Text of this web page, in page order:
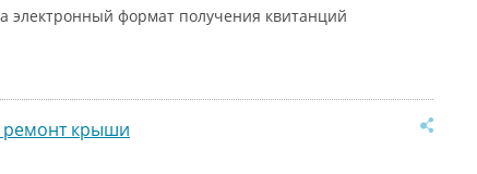
электронный формат получения квитанций
ремонт крыши